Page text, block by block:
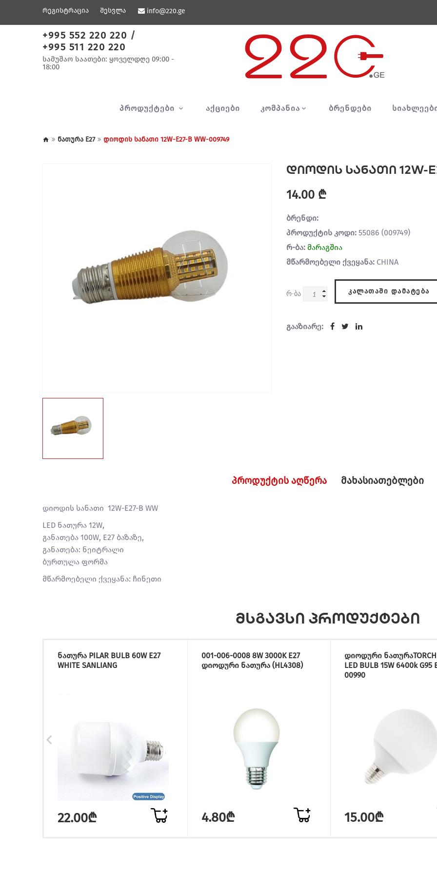
რეგისტრაცია შესვლა info@220.ge
+995 552 220 220 /
+995 511 220 220
სამუშაო საათები: ყოველდღე 09:00 -
18:00
ᲞᲠᲝᲓᲣᲥᲢᲔᲑᲘ ᲐᲥᲪᲘᲔᲑᲘ ᲙᲝᲛᲞᲐᲜᲘᲐ ᲑᲠᲔᲜᲓᲔᲑᲘ
ნათურა E27 დიოდის სანათი 12W-E27-B WW-009749
დიოდის სანათი 12W-
14.00 ₾
ბრენდი:
პროდუქტის კოდი: 55086 (009749)
რ-ბა: მარაგშია
მწარმოებელი ქვეყანა: CHINA
რ-ბა ᲙᲐᲚᲐᲗᲐᲨᲘ ᲓᲐᲛᲐᲢᲔᲑᲐ
გააზიარე:
პროდუქტის აღწერა მახასიათებლები
დიოდის სანათი 12W-E27-B WW
LED ნათურა 12W,
განათება 100W, E27 ბაზაზე,
განათება: ნეიტრალი
ბურთულა ფორმა
მწარმოებელი ქვეყანა: ჩინეთი
მსგავსი პროდუქტები
ნათურა PILAR BULB 60W E27
WHITE SANLIANG
22.00₾
001-006-0008 8W 3000K E27
დიოდური ნათურა (HL4308)
4.80₾
დიოდური ნათურაTORCH
LED BULB 15W 6400k G95
00990
15.00₾